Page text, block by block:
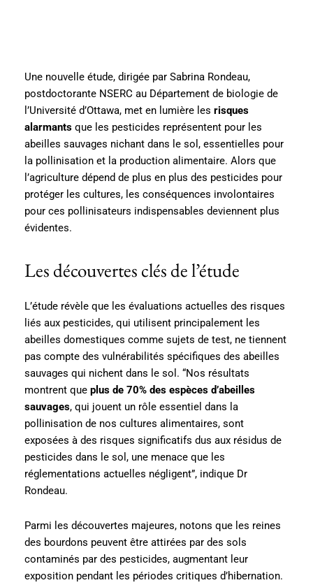
Une nouvelle étude, dirigée par Sabrina Rondeau,
postdoctorante NSERC au Département de biologie de
l’Université d’Ottawa, met en lumière les risques
alarmants que les pesticides représentent pour les
abeilles sauvages nichant dans le sol, essentielles pour
la pollinisation et la production alimentaire. Alors que
l’agriculture dépend de plus en plus des pesticides pour
protéger les cultures, les conséquences involontaires
pour ces pollinisateurs indispensables deviennent plus
évidentes.
Les découvertes clés de l’étude
L’étude révèle que les évaluations actuelles des risques
liés aux pesticides, qui utilisent principalement les
abeilles domestiques comme sujets de test, ne tiennent
pas compte des vulnérabilités spécifiques des abeilles
sauvages qui nichent dans le sol. “Nos résultats
montrent que plus de 70% des espèces d’abeilles
sauvages, qui jouent un rôle essentiel dans la
pollinisation de nos cultures alimentaires, sont
exposées à des risques significatifs dus aux résidus de
pesticides dans le sol, une menace que les
réglementations actuelles négligent”, indique Dr
Rondeau.
Parmi les découvertes majeures, notons que les reines
des bourdons peuvent être attirées par des sols
contaminés par des pesticides, augmentant leur
exposition pendant les périodes critiques d’hibernation.